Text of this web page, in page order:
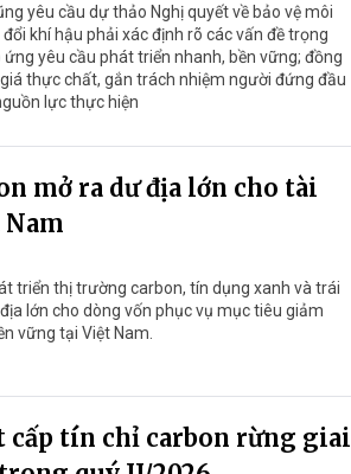
yêu cầu dự thảo Nghị quyết về bảo vệ môi
khí hậu phải xác định rõ các vấn đề trọng
yêu cầu phát triển nhanh, bền vững; đồng
thực chất, gắn trách nhiệm người đứng đầu
lực thực hiện
mở ra dư địa lớn cho tài
triển thị trường carbon, tín dụng xanh và trái
lớn cho dòng vốn phục vụ mục tiêu giảm
vững tại Việt Nam.
cấp tín chỉ carbon rừng giai